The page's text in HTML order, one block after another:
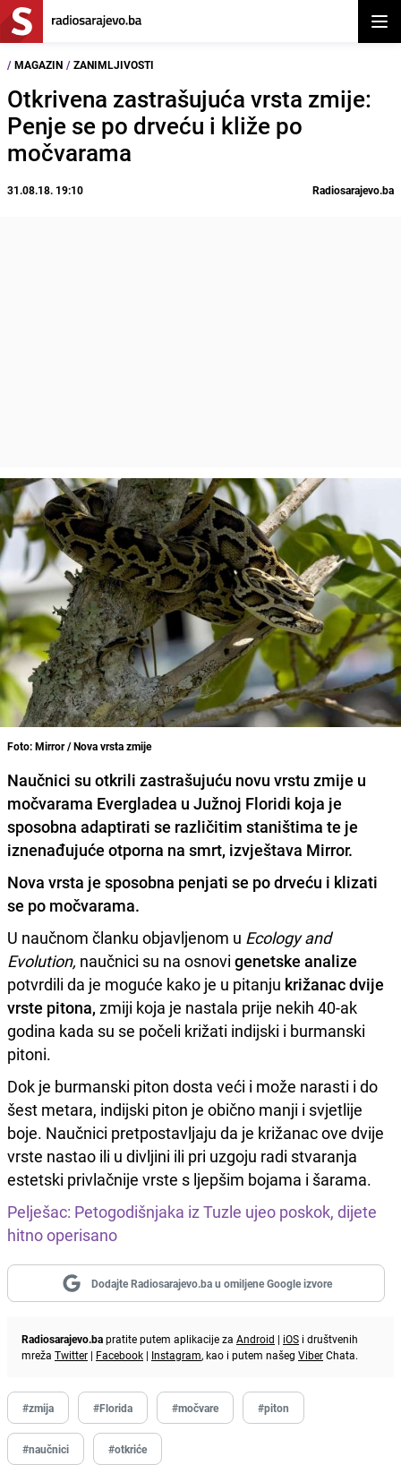
/ MAGAZIN / ZANIMLJIVOSTI
Otkrivena zastrašujuća vrsta zmije:
Penje se po drveću i kliže po
močvarama
31.08.18. 19:10 Radiosarajevo.ba
Foto: Mirror / Nova vrsta zmije
Naučnici su otkrili zastrašujuću novu vrstu zmije u
močvarama Evergladea u Južnoj Floridi koja je
sposobna adaptirati se različitim staništima te je
iznenađujuće otporna na smrt, izvještava Mirror.
Nova vrsta je sposobna penjati se po drveću i klizati
se po močvarama.
U naučnom članku objavljenom u Ecology and
Evolution, naučnici su na osnovi genetske analize
potvrdili da je moguće kako je u pitanju križanac dvije
vrste pitona, zmiji koja je nastala prije nekih 40-ak
godina kada su se počeli križati indijski i burmanski
pitoni.
Dok je burmanski piton dosta veći i može narasti i do
šest metara, indijski piton je obično manji i svjetlije
boje. Naučnici pretpostavljaju da je križanac ove dvije
vrste nastao ili u divljini ili pri uzgoju radi stvaranja
estetski privlačnije vrste s ljepšim bojama i šarama.
Pelješac: Petogodišnjaka iz Tuzle ujeo poskok, dijete
hitno operisano
Dodajte Radiosarajevo.ba u omiljene Google izvore
Radiosarajevo.bapratite putem aplikacije za Android | iOS i društvenih
mreža Twitter | Facebook | Instagram, kao i putem našeg ViberChata.
#zmija #Florida #močvare #piton
#naučnici #otkriće